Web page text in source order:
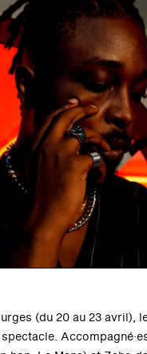
(du 20 au 23 avril),